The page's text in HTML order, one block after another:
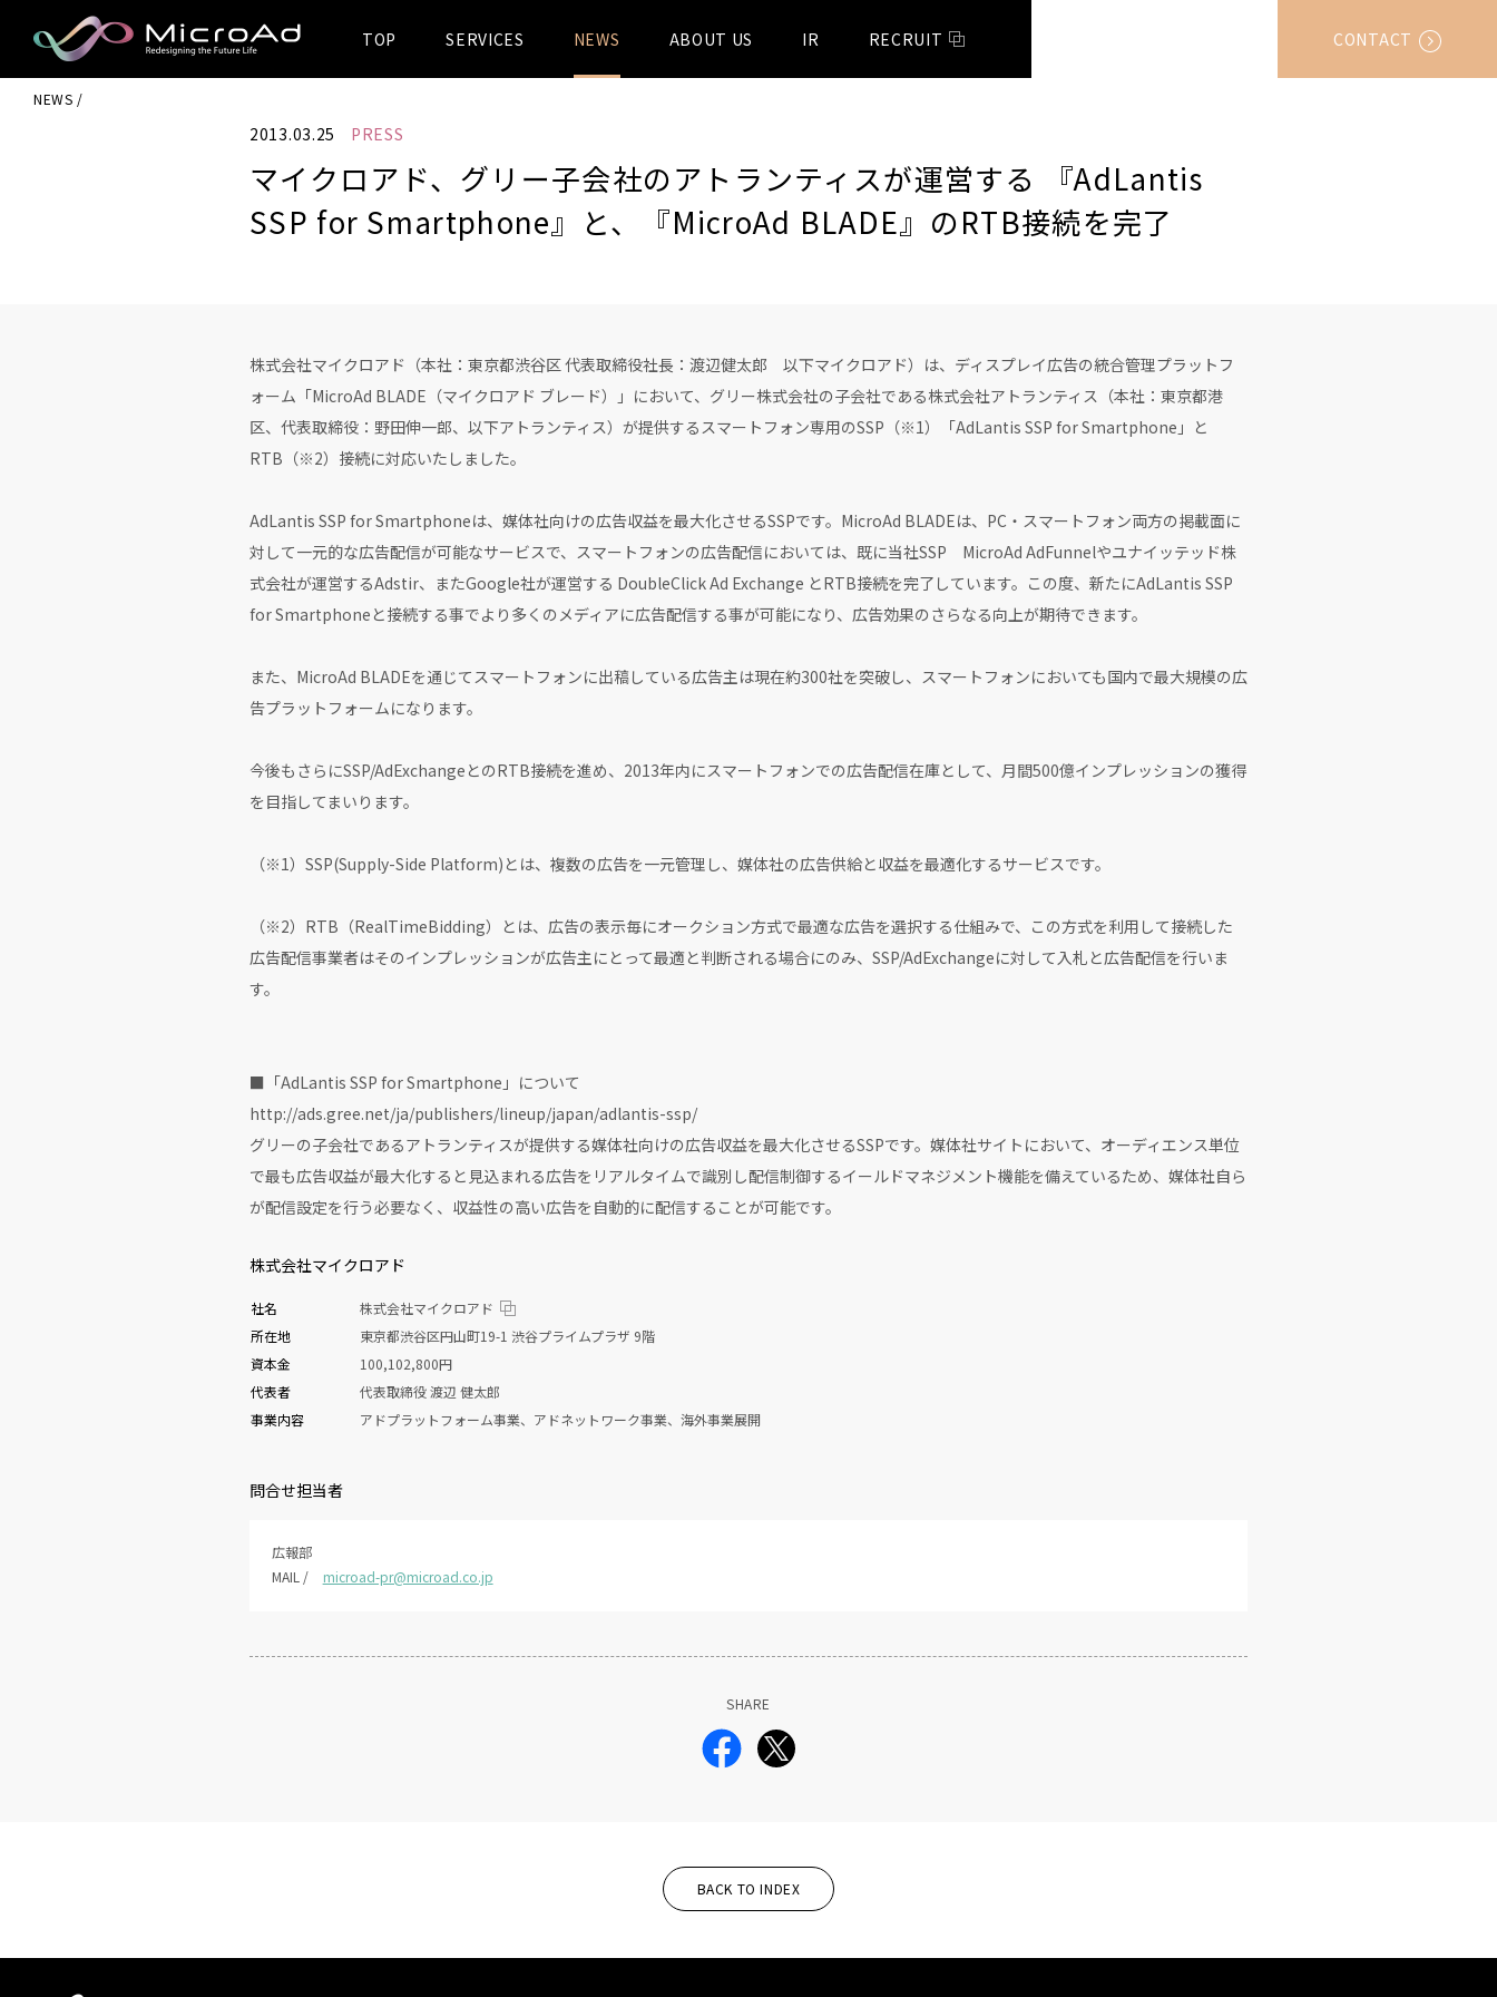
MicroAd -
Redesigning
the Future Life
TOP SERVICES NEWS ABOUT US IR RECRUIT CONTACT
NEWS
2013.03.25 PRESS
マイクロアド、グリー子会社のアトランティスが運営する 『AdLantis
SSP for Smartphone』と、『MicroAd BLADE』のRTB接続を完了
株式会社マイクロアド（本社：東京都渋谷区 代表取締役社長：渡辺健太郎 以下マイクロアド）は、ディスプレイ広告の統合管理プラットフ
ォーム「MicroAd BLADE（マイクロアド ブレード）」において、グリー株式会社の子会社である株式会社アトランティス（本社：東京都港
区、代表取締役：野田伸一郎、以下アトランティス）が提供するスマートフォン専用のSSP（※1）「AdLantis SSP for Smartphone」と
RTB（※2）接続に対応いたしました。
AdLantis SSP for Smartphoneは、媒体社向けの広告収益を最大化させるSSPです。MicroAd BLADEは、PC・スマートフォン両方の掲載面に
対して一元的な広告配信が可能なサービスで、スマートフォンの広告配信においては、既に当社SSP MicroAd AdFunnelやユナイッテッド株
式会社が運営するAdstir、またGoogle社が運営する DoubleClick Ad Exchange とRTB接続を完了しています。この度、新たにAdLantis SSP
for Smartphoneと接続する事でより多くのメディアに広告配信する事が可能になり、広告効果のさらなる向上が期待できます。
また、MicroAd BLADEを通じてスマートフォンに出稿している広告主は現在約300社を突破し、スマートフォンにおいても国内で最大規模の広
告プラットフォームになります。
今後もさらにSSP/AdExchangeとのRTB接続を進め、2013年内にスマートフォンでの広告配信在庫として、月間500億インプレッションの獲得
を目指してまいります。
（※1）SSP(Supply-Side Platform)とは、複数の広告を一元管理し、媒体社の広告供給と収益を最適化するサービスです。
（※2）RTB（RealTimeBidding）とは、広告の表示毎にオークション方式で最適な広告を選択する仕組みで、この方式を利用して接続した
広告配信事業者はそのインプレッションが広告主にとって最適と判断される場合にのみ、SSP/AdExchangeに対して入札と広告配信を行いま
す。
■「AdLantis SSP for Smartphone」について
http://ads.gree.net/ja/publishers/lineup/japan/adlantis-ssp/
グリーの子会社であるアトランティスが提供する媒体社向けの広告収益を最大化させるSSPです。媒体社サイトにおいて、オーディエンス単位
で最も広告収益が最大化すると見込まれる広告をリアルタイムで識別し配信制御するイールドマネジメント機能を備えているため、媒体社自ら
が配信設定を行う必要なく、収益性の高い広告を自動的に配信することが可能です。
株式会社マイクロアド
社名
株式会社マイクロアド
所在地
東京都渋谷区円山町19-1 渋谷プライムプラザ 9階
資本金
100,102,800円
代表者
代表取締役 渡辺 健太郎
事業内容
アドプラットフォーム事業、アドネットワーク事業、海外事業展開
問合せ担当者
広報部
MAIL /
microad-pr@microad.co.jp
SHARE
BACK TO INDEX